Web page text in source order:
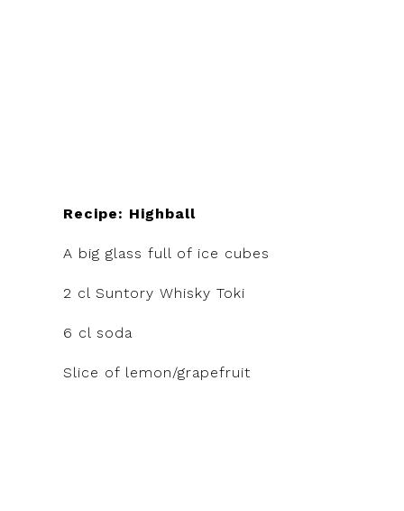
Recipe: Highball
A big glass full of ice cubes
2 cl Suntory Whisky Toki
6 cl soda
Slice of lemon/grapefruit